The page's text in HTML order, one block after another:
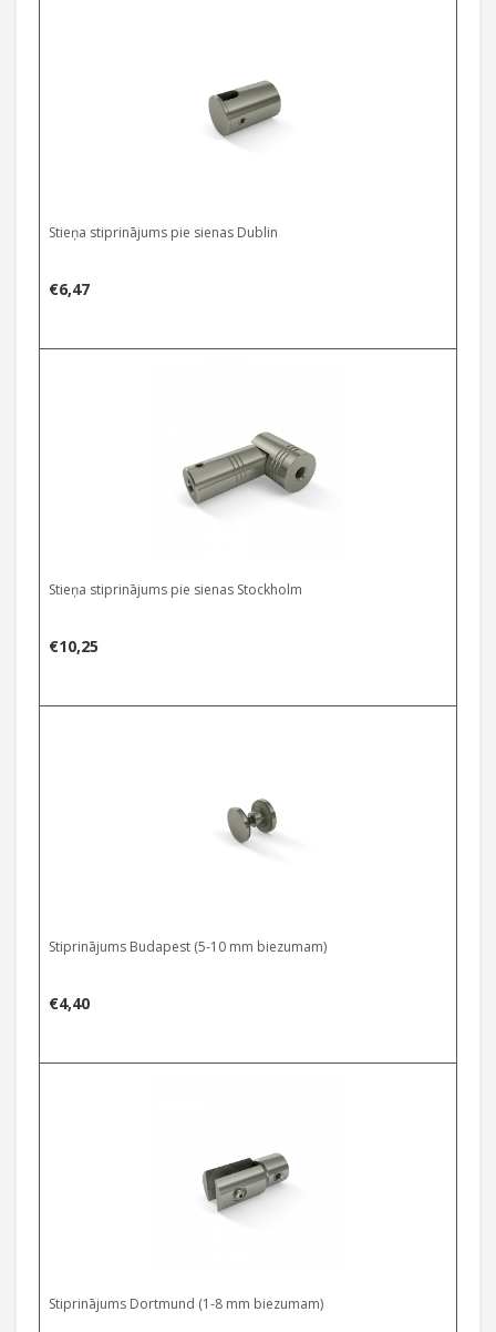
Stieņa stiprinājums pie sienas Dublin
€6,47
Stieņa stiprinājums pie sienas Stockholm
€10,25
Stiprinājums Budapest (5-10 mm biezumam)
€4,40
Stiprinājums Dortmund (1-8 mm biezumam)